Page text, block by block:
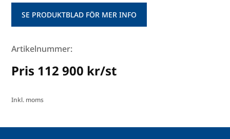
SE PRODUKTBLAD FÖR MER INFO
Artikelnummer:
Pris 112 900 kr/st
Inkl. moms